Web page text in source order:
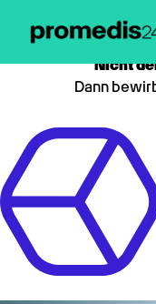
Nicht
Dann